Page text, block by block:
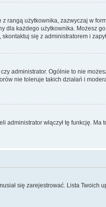
rangą użytkownika, zazwyczaj w
dla każdego użytkownika. Możesz
się z administratorem i
administrator. Ogólnie to nie
nie toleruje takich działań i
włączył tę funkcję. Ma
się zarejestrować. Lista Twoich